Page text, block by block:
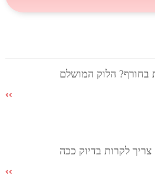
בחורף? הלוק המושלם
לקרות בדיוק ככה